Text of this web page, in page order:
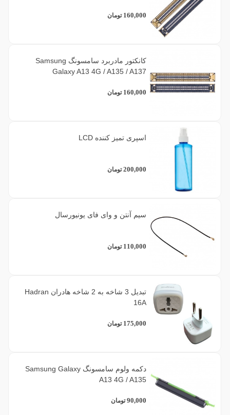
فریم)
1
یاسی 1
160,000 تومان
کانکتور مادربرد سامسونگ Samsung
Galaxy A13 4G / A135 / A137
160,000 تومان
اسپری تمیز کننده LCD
200,000 تومان
سیم آنتن و وای فای یونیورسال
110,000 تومان
تبدیل 3 شاخه به 2 شاخه هادران Hadran
16A
175,000 تومان
دکمه ولوم سامسونگ Samsung Galaxy
A13 4G / A135
90,000 تومان